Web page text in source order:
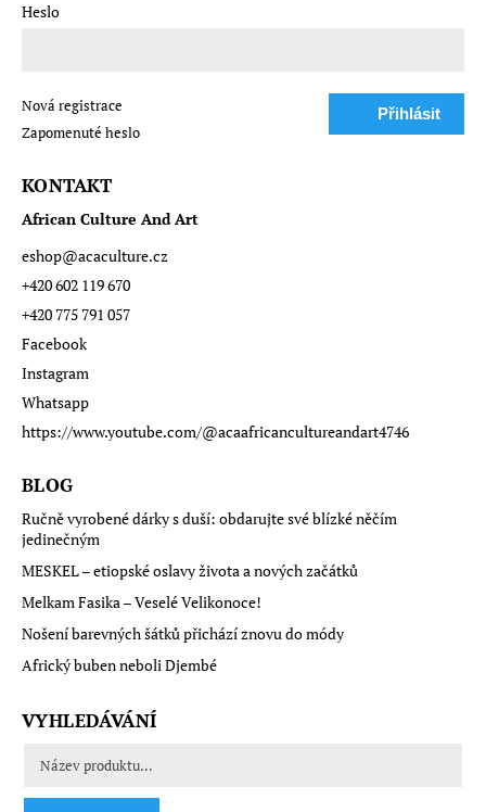
Heslo
Přihlásit
Nová registrace
Zapomenuté heslo
KONTAKT
African Culture And Art
eshop@acaculture.cz
+420 602 119 670
+420 775 791 057
Facebook
Instagram
Whatsapp
https://www.youtube.com/@acaafricancultureandart4746
BLOG
Ručně vyrobené dárky s duší: obdarujte své blízké něčím
jedinečným
MESKEL – etiopské oslavy života a nových začátků
Melkam Fasika – Veselé Velikonoce!
Nošení barevných šátků přichází znovu do módy
Africký buben neboli Djembé
VYHLEDÁVÁNÍ